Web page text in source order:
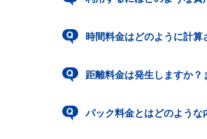
時間料金はどのように計算
距離料金は発生しますか？
パック料金とはどのような